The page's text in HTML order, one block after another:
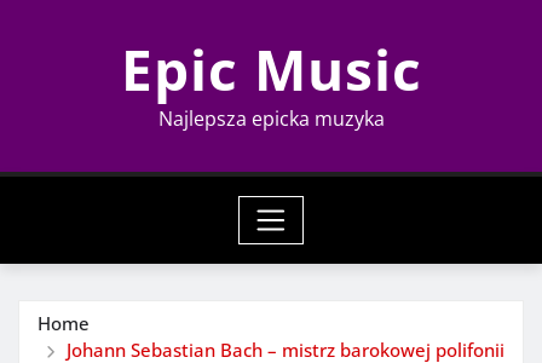
Epic Music
Najlepsza epicka muzyka
Home
Johann Sebastian Bach – mistrz barokowej polifonii